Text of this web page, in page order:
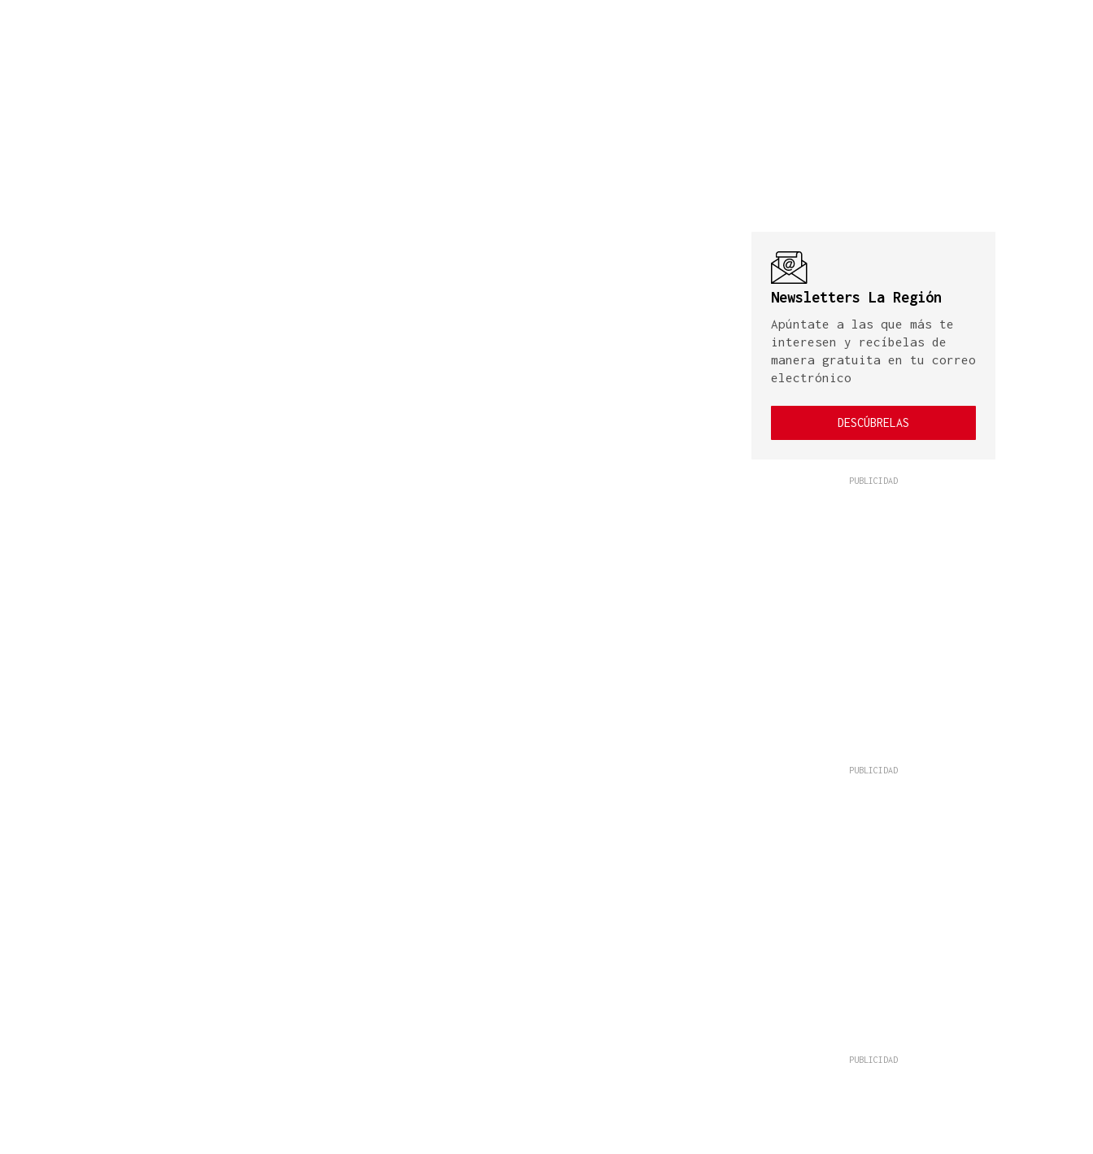
Newsletters La Región
Apúntate a las que más te
interesen y recíbelas de
manera gratuita en tu correo
electrónico
DESCÚBRELAS